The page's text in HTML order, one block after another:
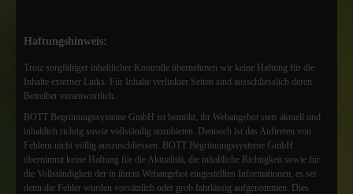
Haftungshinweis:
Trotz sorgfältiger inhaltlicher Kontrolle übernehmen wir keine Haftung für die
Inhalte externer Links. Für Inhalte verlinkter Seiten sind ausschliesslich deren
Betreiber verantwortlich.
BOTT Begrünungssysteme GmbH ist bemüht, ihr Webangebot stets aktuell und
inhaltlich richtig sowie vollständig anzubieten. Dennoch ist das Auftreten von
Fehlern nicht völlig auszuschliessen. BOTT Begrünungssysteme GmbH
übernimmt keine Haftung für die Aktualität, die inhaltliche Richtigkeit sowie für
die Vollständigkeit der in ihrem Webangebot eingestellten Informationen, es sei
denn die Fehler wurden vorsätzlich oder grob fahrlässig aufgenommen. Dies